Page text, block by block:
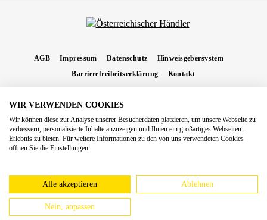
AGB Impressum Datenschutz
Hinweisgebersystem
Barrierefreiheitserklärung
Kontakt
Nachnahmegebühren, wenn nicht anders angegeben.
Copyright 2026 Forstinger Österreich GmbH
Königstetter Straße 128 - 134/OG3, 3430 Tulln
europäschen Online-Streitbeilegungs-Plattform hinzuweisen: webgate.ec.europa.eu/odr
WIR VERWENDEN COOKIES
Wir können diese zur Analyse unserer Besucherdaten platzieren, um unsere Webseite zu
verbessern, personalisierte Inhalte anzuzeigen und Ihnen ein großartiges Webseiten-
Erlebnis zu bieten. Für weitere Informationen zu den von uns verwendeten Cookies
öffnen Sie die Einstellungen.
Alle akzeptieren Ablehnen
Nein, anpassen